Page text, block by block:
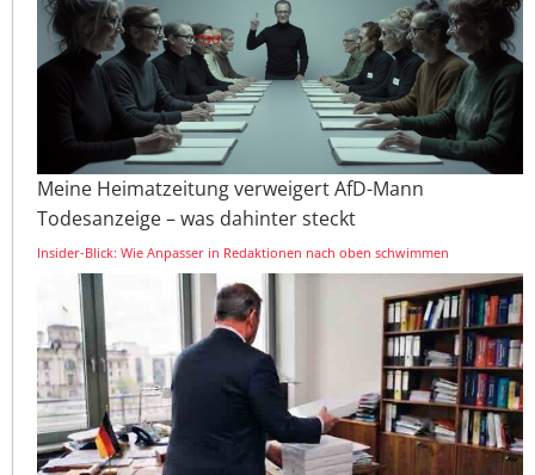
Meine Heimatzeitung verweigert AfD-Mann
Todesanzeige – was dahinter steckt
Insider-Blick: Wie Anpasser in Redaktionen nach oben schwimmen